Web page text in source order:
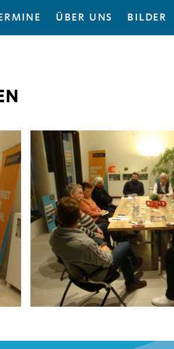
ÜBER UNS BILDER